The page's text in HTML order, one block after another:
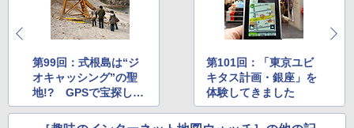
第99回：式根島は“ジ
オキャッシング”の聖
地!? GPSで宝探しゲ
ームイベント
第101回：「東京ユビ
キタス計画・銀座」を
体験してきました